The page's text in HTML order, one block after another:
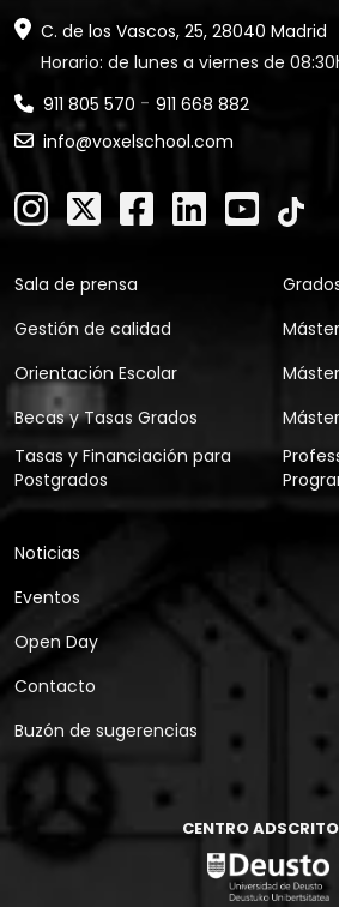
C. de los Vascos, 25, 28040 Madrid
Horario: de lunes a viernes de
911 805 570 - 911 668 882
info@voxelschool.com
Sala de prensa
Gestión de calidad
Orientación Escolar
Becas y Tasas Grados
Tasas y Financiación para
Postgrados
Noticias
Eventos
Open Day
Contacto
Buzón de sugerencias
CENTRO